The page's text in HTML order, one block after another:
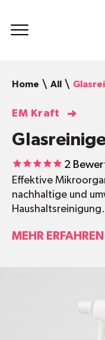
Home
All
EM Kraft
2
Effektive
nachhaltige und
Haushaltsreinigung.
MEHR ERFAHREN